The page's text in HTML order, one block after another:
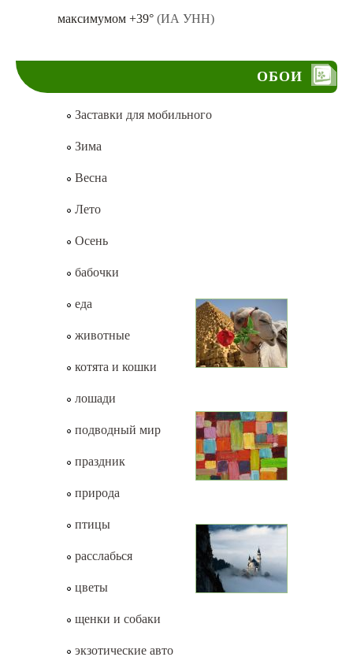
максимумом +39° (ИА УНН)
ОБОИ
Заставки для мобильного
Зима
Весна
Лето
Осень
бабочки
еда
животные
котята и кошки
лошади
подводный мир
праздник
природа
птицы
расслабься
цветы
щенки и собаки
экзотические авто